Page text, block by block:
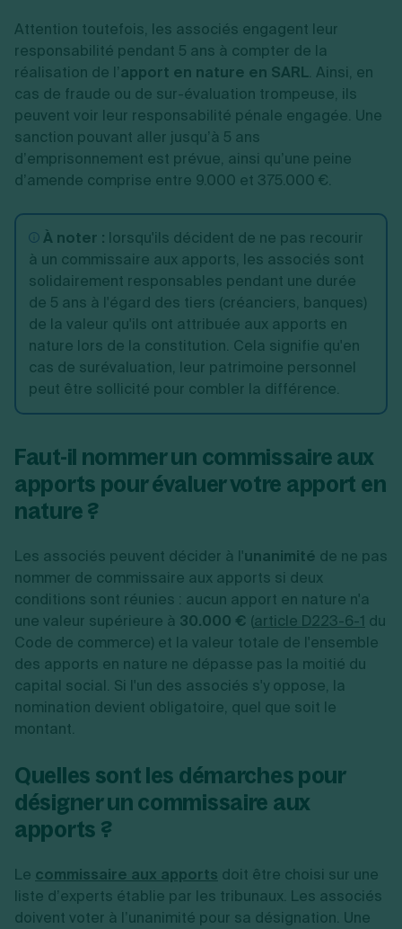
Attention toutefois, les associés engagent leur
responsabilité pendant 5 ans à compter de la
réalisation de l’apport en nature en SARL. Ainsi, en
cas de fraude ou de sur-évaluation trompeuse, ils
peuvent voir leur responsabilité pénale engagée. Une
sanction pouvant aller jusqu’à 5 ans
d’emprisonnement est prévue, ainsi qu’une peine
d’amende comprise entre 9.000 et 375.000 €.
À noter : lorsqu'ils décident de ne pas recourir
à un commissaire aux apports, les associés sont
solidairement responsables pendant une durée
de 5 ans à l'égard des tiers (créanciers, banques)
de la valeur qu'ils ont attribuée aux apports en
nature lors de la constitution. Cela signifie qu'en
cas de surévaluation, leur patrimoine personnel
peut être sollicité pour combler la différence.
Faut-il nommer un commissaire aux
apports pour évaluer votre apport en
nature ?
Les associés peuvent décider à l'unanimité de ne pas
nommer de commissaire aux apports si deux
conditions sont réunies : aucun apport en nature n'a
une valeur supérieure à 30.000 € (article D223-6-1 du
Code de commerce) et la valeur totale de l'ensemble
des apports en nature ne dépasse pas la moitié du
capital social. Si l'un des associés s'y oppose, la
nomination devient obligatoire, quel que soit le
montant.
Quelles sont les démarches pour
désigner un commissaire aux
apports ?
Le commissaire aux apports doit être choisi sur une
liste d’experts établie par les tribunaux. Les associés
doivent voter à l’unanimité pour sa désignation. Une